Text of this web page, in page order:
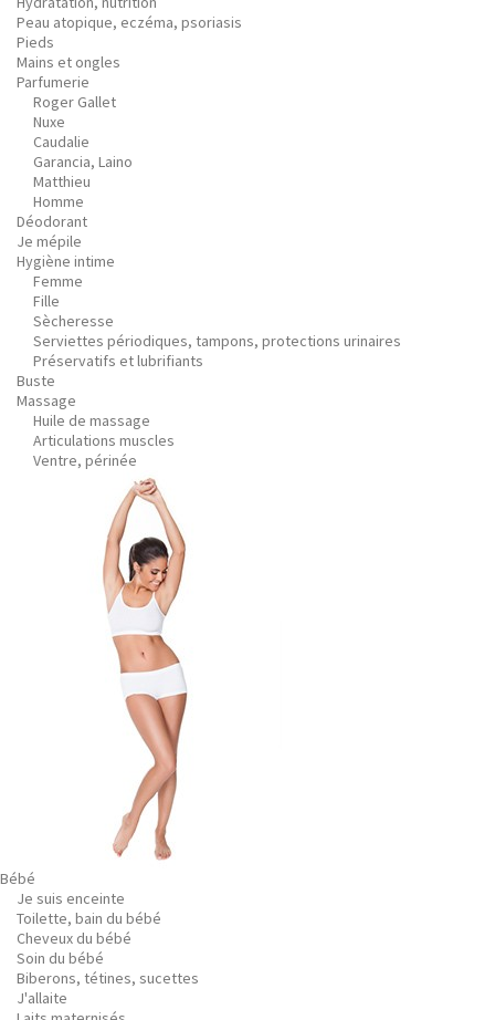
Peau atopique, eczéma, psoriasis
Pieds
Mains et ongles
Parfumerie
Roger Gallet
Nuxe
Caudalie
Garancia, Laino
Matthieu
Homme
Déodorant
Je mépile
Hygiène intime
Femme
Fille
Sècheresse
Serviettes périodiques, tampons, protections urinaires
Préservatifs et lubrifiants
Buste
Massage
Huile de massage
Articulations muscles
Ventre, périnée
Bébé
Je suis enceinte
Toilette, bain du bébé
Cheveux du bébé
Soin du bébé
Biberons, tétines, sucettes
J'allaite